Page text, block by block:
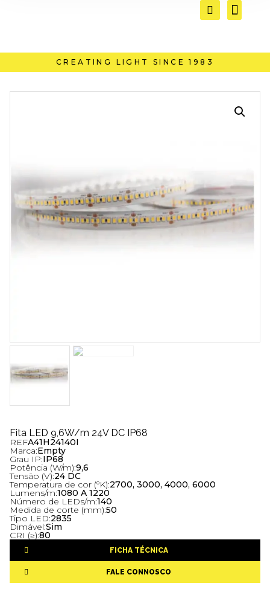
CREATING LIGHT SINCE 1983
Fita LED 9,6W/m 24V DC IP68
REFA41H24140I
Marca:Empty
Grau IP:IP68
Potência (W/m):9,6
Tensão (V):24 DC
Temperatura de cor (ºK):2700, 3000, 4000, 6000
Lumens/m:1080 A 1220
Número de LEDs/m:140
Medida de corte (mm):50
Tipo LED:2835
Dimável:Sim
CRI (≥):80
FICHA TÉCNICA
FALE CONNOSCO